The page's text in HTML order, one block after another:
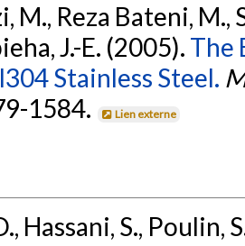
M., Reza Bateni, M.,
J.-E. (2005). The
Stainless Steel.
1584.
Lien externe
Hassani, S., Poulin,